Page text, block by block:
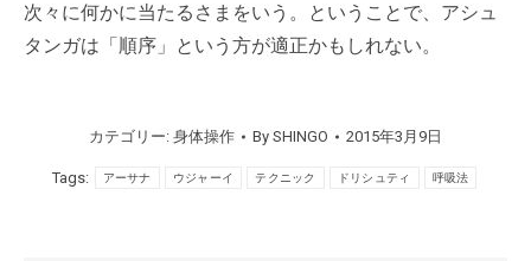
次々に何かに当たるさまをいう。ということで、アシュ
タンガは「順序」という方が適正かもしれない。
カテゴリー: 身体操作 By SHINGO 2015年3月9日
Tags: アーサナ ウジャーイ テクニック ドリシュティ 呼吸法